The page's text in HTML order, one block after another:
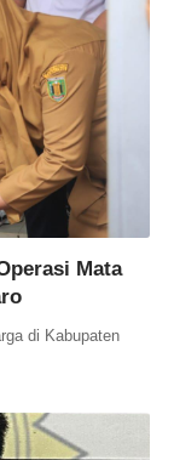
Mata
di Kabupaten